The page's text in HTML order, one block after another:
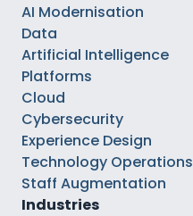
AI Modernisation
Data
Artificial Intelligence
Platforms
Cloud
Cybersecurity
Experience Design
Technology Operations
Staff Augmentation
Industries